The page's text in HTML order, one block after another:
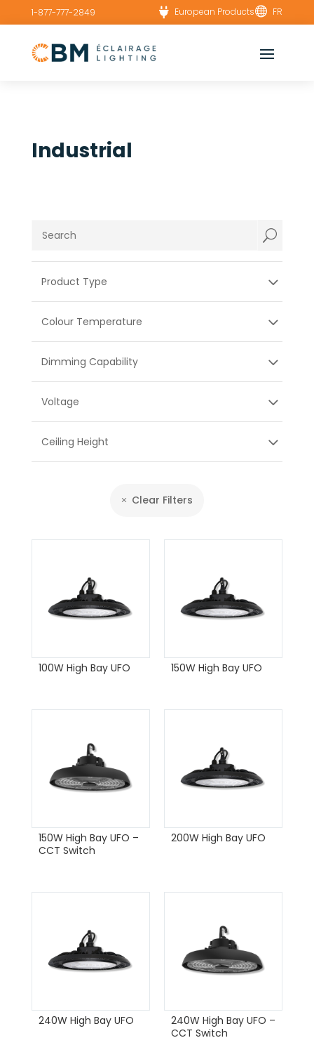
1-877-777-2849  European Products FR
Industrial
U
Product Type
Colour Temperature
Dimming Capability
Voltage
Ceiling Height
Clear Filters
100W High Bay UFO 150W High Bay UFO
150W High Bay UFO –
CCT Switch
200W High Bay UFO
240W High Bay UFO
240W High Bay UFO –
CCT Switch